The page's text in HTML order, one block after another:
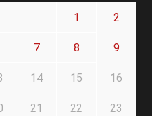
1 2
7 8 9
14 15 16
21 22 23